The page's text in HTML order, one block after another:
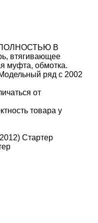
ПОЛНОСТЬЮ В
втягивающее
муфта, обмотка.
ряд с 2002
от
товара у
Стартер